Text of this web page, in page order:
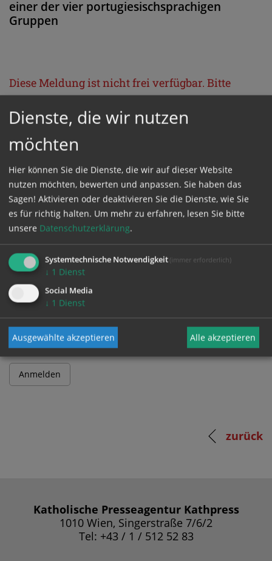
einer der vier portugiesischsprachigen
Gruppen
Diese Meldung ist nicht frei verfügbar. Bitte
ProduktKathpress_online.
Bitte melden Sie sich mit Ihrem Benutzernamen
und Passwort an.
Benutzername
Passwort
zurück
Katholische Presseagentur Kathpress
1010 Wien, Singerstraße 7/6/2
Tel: +43 / 1 / 512 52 83
Dienste, die wir nutzen
möchten
Hier können Sie die Dienste, die wir auf dieser Website
nutzen möchten, bewerten und anpassen. Sie haben das
Sagen! Aktivieren oder deaktivieren Sie die Dienste, wie Sie
es für richtig halten. Um mehr zu erfahren, lesen Sie bitte
unsere Datenschutzerklärung.
Systemtechnische Notwendigkeit (immer erforderlich)
↓ 1 Dienst
Social Media
↓ 1 Dienst
Ausgewählte akzeptieren Alle akzeptieren